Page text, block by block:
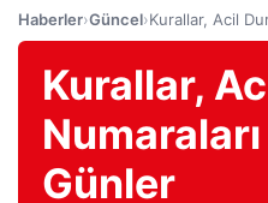
Haberler›Güncel›Kurallar, Acil
Kurallar,
Günler